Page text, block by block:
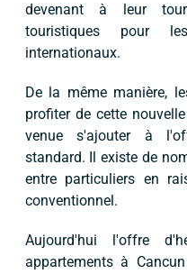
devenant à leur tour
touristiques pour
internationaux.
De la même manière,
profiter de cette
venue s'ajouter à
standard. Il existe de
entre particuliers en
conventionnel.
Aujourd'hui l'offre
appartements à